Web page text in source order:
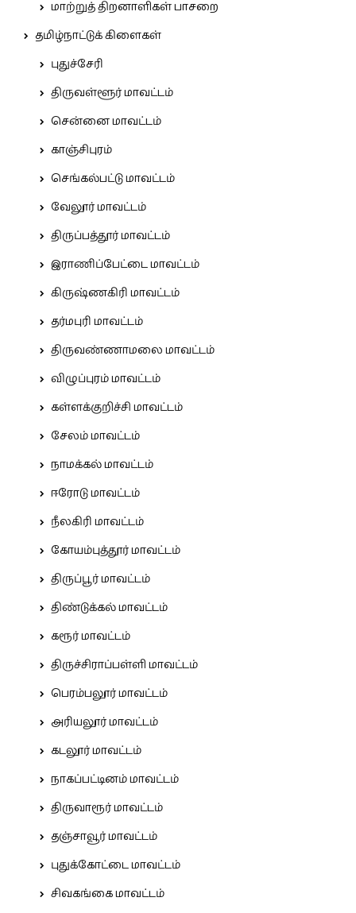
மாற்றுத் திறனாளிகள் பாசறை
தமிழ்நாட்டுக் கிளைகள்
புதுச்சேரி
திருவள்ளூர் மாவட்டம்
சென்னை மாவட்டம்
காஞ்சிபுரம்
செங்கல்பட்டு மாவட்டம்
வேலூர் மாவட்டம்
திருப்பத்தூர் மாவட்டம்
இராணிப்பேட்டை மாவட்டம்
கிருஷ்ணகிரி மாவட்டம்
தர்மபுரி மாவட்டம்
திருவண்ணாமலை மாவட்டம்
விழுப்புரம் மாவட்டம்
கள்ளக்குறிச்சி மாவட்டம்
சேலம் மாவட்டம்
நாமக்கல் மாவட்டம்
ஈரோடு மாவட்டம்
நீலகிரி மாவட்டம்
கோயம்புத்தூர் மாவட்டம்
திருப்பூர் மாவட்டம்
திண்டுக்கல் மாவட்டம்
கரூர் மாவட்டம்
திருச்சிராப்பள்ளி மாவட்டம்
பெரம்பலூர் மாவட்டம்
அரியலூர் மாவட்டம்
கடலூர் மாவட்டம்
நாகப்பட்டினம் மாவட்டம்
திருவாரூர் மாவட்டம்
தஞ்சாவூர் மாவட்டம்
புதுக்கோட்டை மாவட்டம்
சிவகங்கை மாவட்டம்